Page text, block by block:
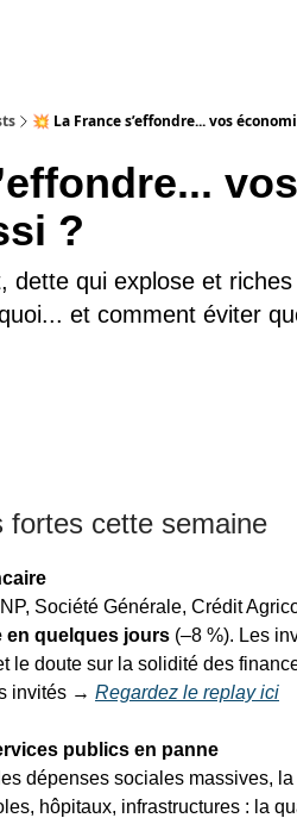
💥 La France s’effondre... vos
vos
?
dette qui explose et
et comment éviter
fortes cette semaine
Société Générale, Crédit
en quelques jours (–8 %). Les
le doute sur la solidité des
invités → Regardez le replay ici
publics en panne
dépenses sociales massives,
hôpitaux, infrastructures : la